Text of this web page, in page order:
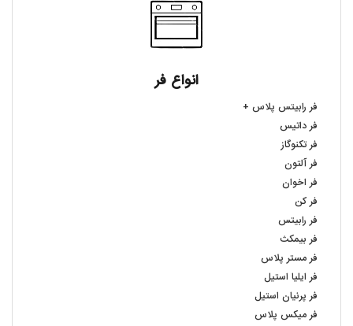
انواع فر
فر رابیتس پلاس +
فر داتیس
فر تکنوگاز
فر آلتون
فر اخوان
فر کن
فر رابیتس
فر بیمکث
فر مستر پلاس
فر ایلیا استیل
فر پرنیان استیل
فر میکس پلاس